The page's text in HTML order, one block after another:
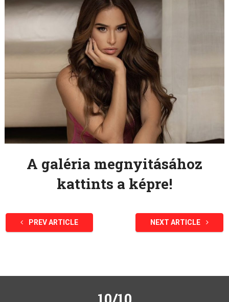
A galéria megnyitásához
kattints a képre!
PREV ARTICLE NEXT ARTICLE